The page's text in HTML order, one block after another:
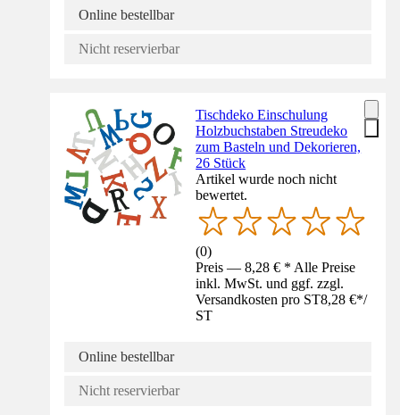
Online bestellbar
Nicht reservierbar
Tischdeko Einschulung
Holzbuchstaben Streudeko
zum Basteln und Dekorieren,
26 Stück
Artikel wurde noch nicht
bewertet.
(0)
Preis — 8,28 € * Alle Preise
inkl. MwSt. und ggf. zzgl.
Versandkosten pro ST8,28 €*/
ST
Online bestellbar
Nicht reservierbar